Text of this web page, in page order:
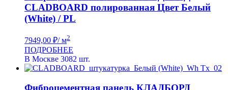
CLADBOARD полированная Цвет Белый
(White) / PL
7949,00 ₽/ м2
ПОДРОБНЕЕ
В Москве 3082 шт.
Фиброцементная панель КЛАДБОРД